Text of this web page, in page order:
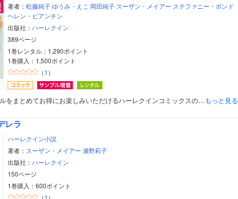
著者： 松藤純子 ゆうみ・えこ 岡田純子 スーザン・メイアー ステファニー・ボンド
ヘレン・ビアンチン
出版社： ハーレクイン
389ページ
1巻レンタル：1,290ポイント
1巻購入：1,500ポイント
（1 ）
をまとめてお得にお楽しみいただけるハーレクインコミックスの…もっと見る
レラ
ハーレクイン小説
著者： スーザン・メイアー 瀬野莉子
出版社： ハーレクイン
150ページ
1巻購入：600ポイント
（1 ）